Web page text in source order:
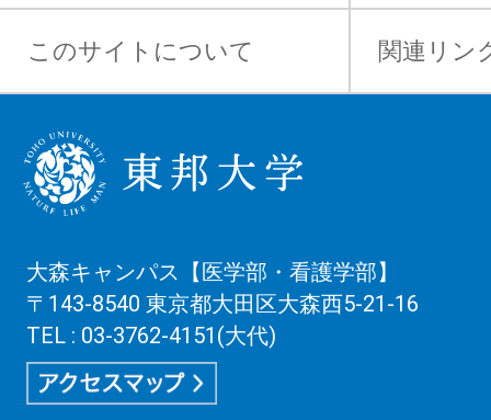
このサイトについて 関連リン
大森キャンパス【医学部・看護学部】
〒143-8540 東京都大田区大森西5-21-16
TEL : 03-3762-4151(大代)